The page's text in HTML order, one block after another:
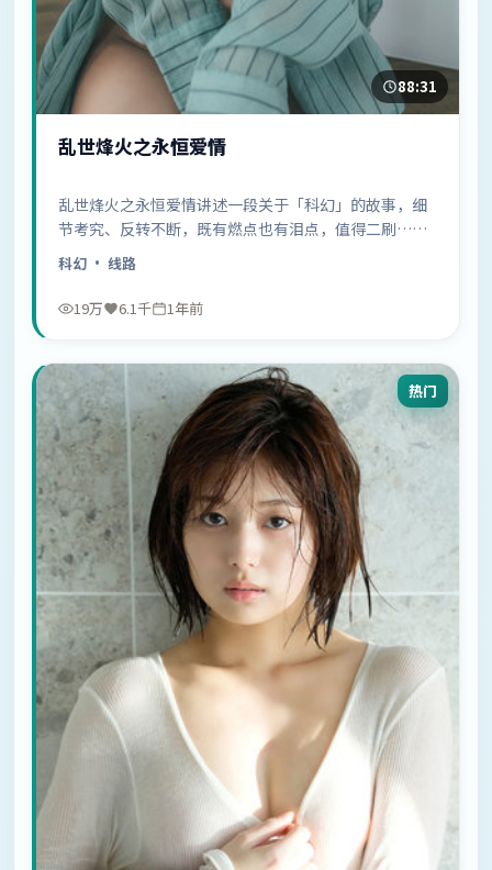
88:31
乱世烽火之永恒爱情
乱世烽火之永恒爱情讲述一段关于「科幻」的故事，细
节考究、反转不断，既有燃点也有泪点，值得二刷……
科幻 · 线路
19万 6.1千 1年前
热门